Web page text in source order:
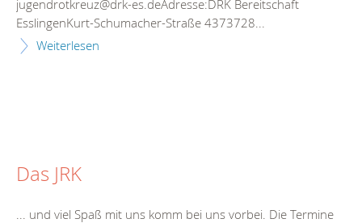
jugendrotkreuz@drk-es.deAdresse:DRK Bereitschaft
EsslingenKurt-Schumacher-Straße 4373728...
Weiterlesen
Das JRK
... und viel Spaß mit uns komm bei uns vorbei. Die Termine